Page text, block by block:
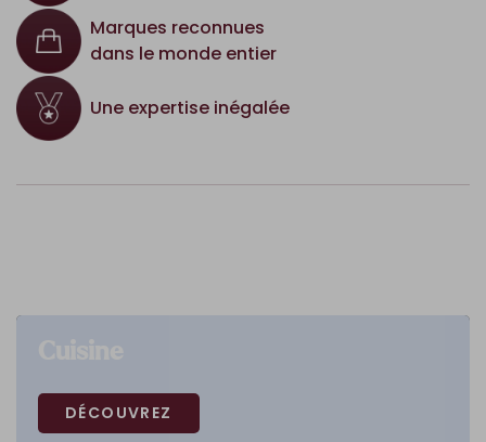
Marques reconnues
dans le monde entier
Une expertise inégalée
DÉCOUVREZ